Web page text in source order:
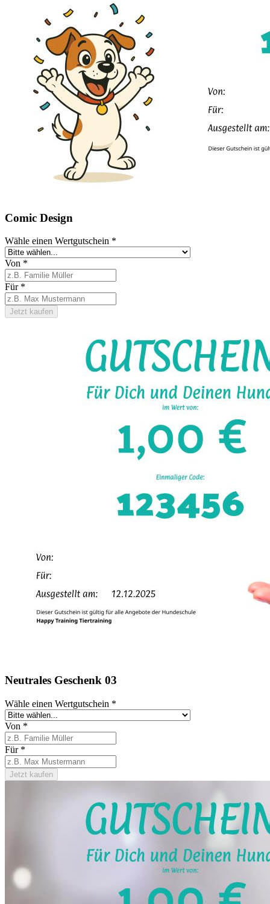
Comic Design
Wähle einen Wertgutschein *
Von *
Für *
Jetzt kaufen
Neutrales Geschenk 03
Wähle einen Wertgutschein *
Von *
Für *
Jetzt kaufen